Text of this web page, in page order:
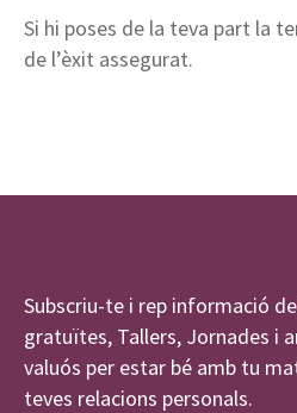
Si hi poses de la teva part la
de l’èxit assegurat.
Subscriu-te i rep informació
gratuïtes, Tallers, Jornades i
valuós per estar bé amb tu
teves relacions personals.